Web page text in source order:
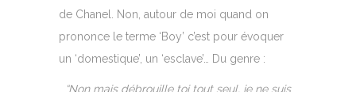
de Chanel. Non, autour de moi quand on
prononce le terme ‘Boy’ c’est pour évoquer
un ‘domestique’, un ‘esclave’… Du genre :
“Non mais débrouille toi tout seul, je ne suis